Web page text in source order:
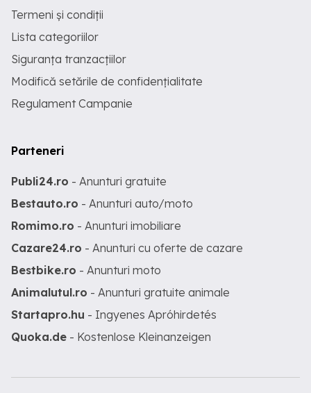
Termeni și condiții
Lista categoriilor
Siguranța tranzacțiilor
Modifică setările de confidențialitate
Regulament Campanie
Parteneri
Publi24.ro - Anunturi gratuite
Bestauto.ro - Anunturi auto/moto
Romimo.ro - Anunturi imobiliare
Cazare24.ro - Anunturi cu oferte de cazare
Bestbike.ro - Anunturi moto
Animalutul.ro - Anunturi gratuite animale
Startapro.hu - Ingyenes Apróhirdetés
Quoka.de - Kostenlose Kleinanzeigen